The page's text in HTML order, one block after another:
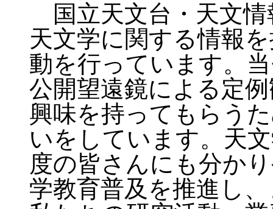
国立天文台・天文情
天文学に関する情報
動を行っています。
公開望遠鏡による定
興味を持ってもらう
いをしています。天
度の皆さんにも分か
学教育普及を推進し